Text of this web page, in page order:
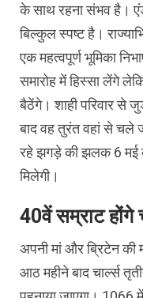
के साथ रहना संभव है।
बिल्कुल स्पष्ट है।
एक महत्वपूर्ण भूमिका
समारोह में हिस्सा लेंगे
बैठेंगे। शाही परिवार से
बाद वह तुरंत वहां से चले
रहे झगड़े की झलक 6 मई
मिलेगी।
40वें सम्राट होंगे
अपनी मां और ब्रिटेन की
आठ महीने बाद चार्ल्स